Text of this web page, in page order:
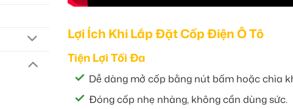
Lợi Ích Khi Lắp Đặt Cốp Điện Ô Tô
Tiện Lợi Tối Đa
Dễ dàng mở cốp bằng nút bấm hoặc chìa
Đóng cốp nhẹ nhàng, không cần dùng sức.